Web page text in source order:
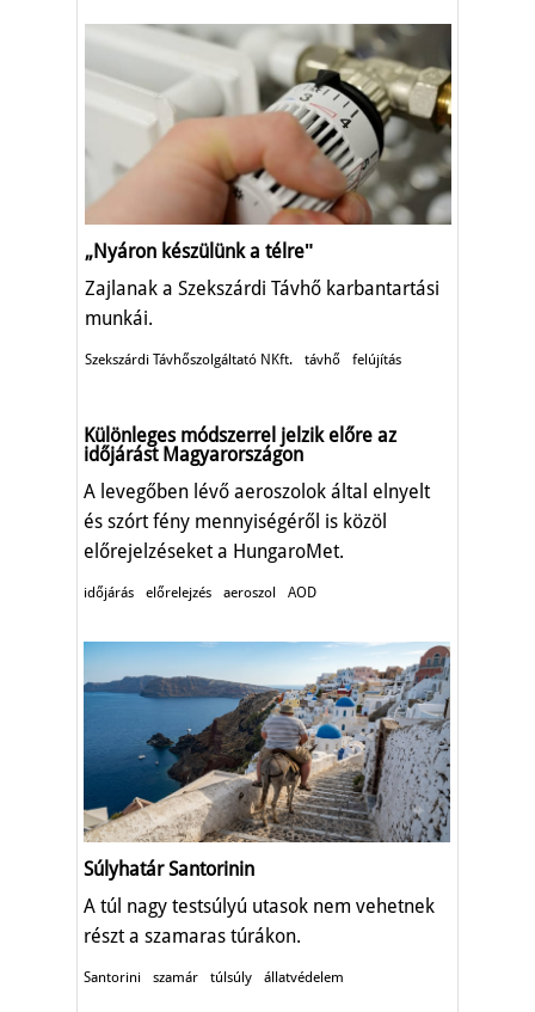
„Nyáron készülünk a télreʺ
Zajlanak a Szekszárdi Távhő karbantartási
munkái.
Szekszárdi Távhőszolgáltató NKft. távhő felújítás
Különleges módszerrel jelzik előre az
időjárást Magyarországon
A levegőben lévő aeroszolok által elnyelt
és szórt fény mennyiségéről is közöl
előrejelzéseket a HungaroMet.
időjárás előrelejzés aeroszol AOD
Súlyhatár Santorinin
A túl nagy testsúlyú utasok nem vehetnek
részt a szamaras túrákon.
Santorini szamár túlsúly állatvédelem